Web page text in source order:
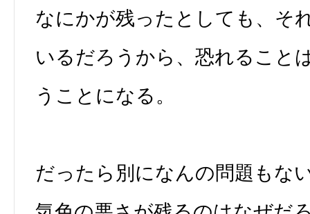
なにかが残ったとしても、そ
いるだろうから、恐れること
うことになる。
だったら別になんの問題もな